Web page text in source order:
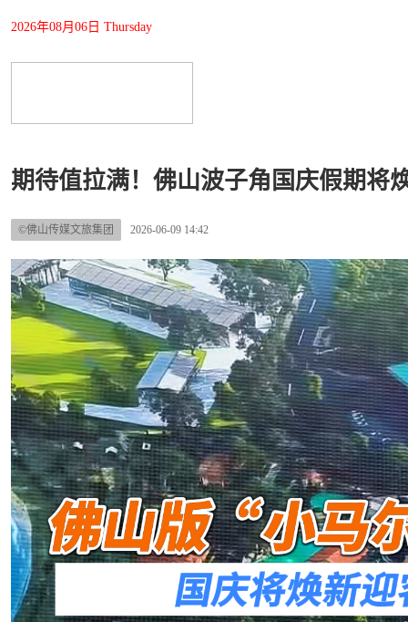
2026年08月06日 Thursday
期待值拉满！佛山波子角国庆假期将
©佛山传媒文旅集团 2026-06-09 14:42